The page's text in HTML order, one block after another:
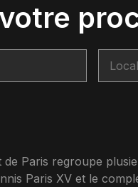
de Paris regroupe
Paris XV et le